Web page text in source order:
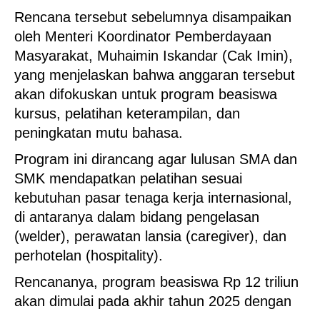
Rencana tersebut sebelumnya disampaikan
oleh Menteri Koordinator Pemberdayaan
Masyarakat, Muhaimin Iskandar (Cak Imin),
yang menjelaskan bahwa anggaran tersebut
akan difokuskan untuk program beasiswa
kursus, pelatihan keterampilan, dan
peningkatan mutu bahasa.
Program ini dirancang agar lulusan SMA dan
SMK mendapatkan pelatihan sesuai
kebutuhan pasar tenaga kerja internasional,
di antaranya dalam bidang pengelasan
(welder), perawatan lansia (caregiver), dan
perhotelan (hospitality).
Rencananya, program beasiswa Rp 12 triliun
akan dimulai pada akhir tahun 2025 dengan